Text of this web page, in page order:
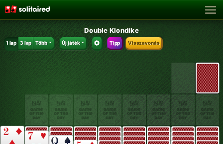
Double Klondike
1 lap 3 lap Több Új játék Tipp Visszavonás